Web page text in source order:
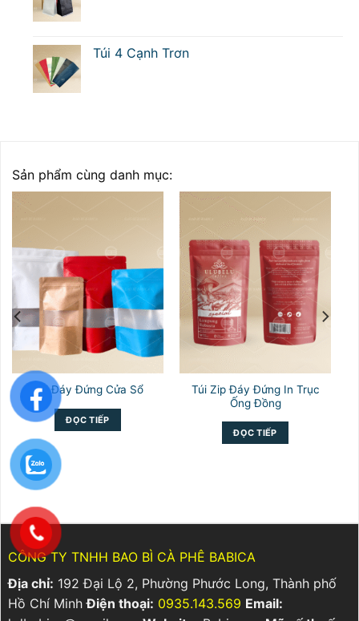
Túi 4 Cạnh Trơn
Sản phẩm cùng danh mục:
Túi Đáy Đứng Cửa Sổ
ĐỌC TIẾP
Túi Zip Đáy Đứng In Trục
Ống Đồng
ĐỌC TIẾP
CÔNG TY TNHH BAO BÌ CÀ PHÊ BABICA
Địa chỉ: 192 Đại Lộ 2, Phường Phước Long, Thành phố
Hồ Chí MinhĐiện thoại: 0935.143.569 Email: